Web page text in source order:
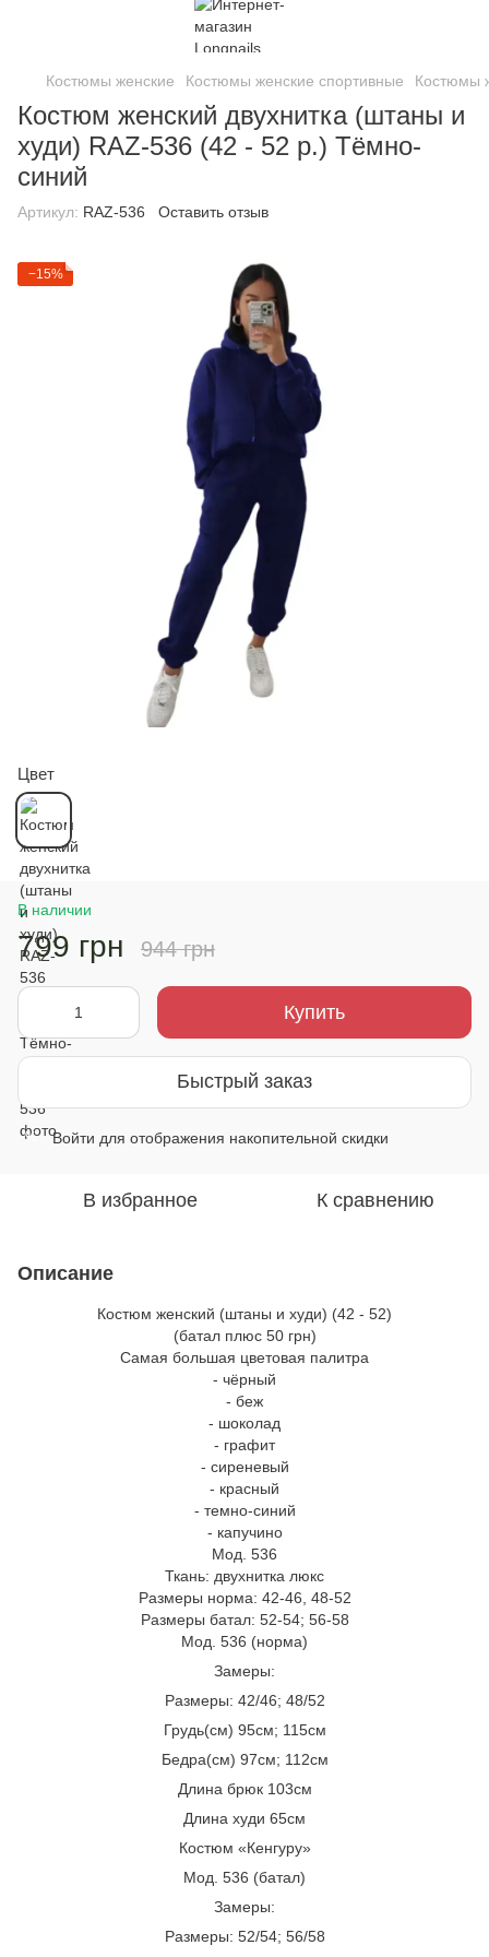
Костюмы женские Костюмы женские спортивные Костюмы
Костюм женский двухнитка (штаны и
худи) RAZ-536 (42 - 52 р.) Тёмно-
синий
Артикул: RAZ-536 Оставить отзыв
−15%
Цвет
В наличии
799 грн 944 грн
Купить
Быстрый заказ
% Войти для отображения накопительной скидки
В избранное К сравнению
Описание
Костюм женский (штаны и худи) (42 - 52)
(батал плюс 50 грн)
Самая большая цветовая палитра
- чёрный
- беж
- шоколад
- графит
- сиреневый
- красный
- темно-синий
- капучино
Мод. 536
Ткань: двухнитка люкс
Размеры норма: 42-46, 48-52
Размеры батал: 52-54; 56-58
Мод. 536 (норма)
Замеры:
Размеры: 42/46; 48/52
Грудь(см) 95см; 115см
Бедра(см) 97см; 112см
Длина брюк 103см
Длина худи 65см
Костюм «Кенгуру»
Мод. 536 (батал)
Замеры:
Размеры: 52/54; 56/58